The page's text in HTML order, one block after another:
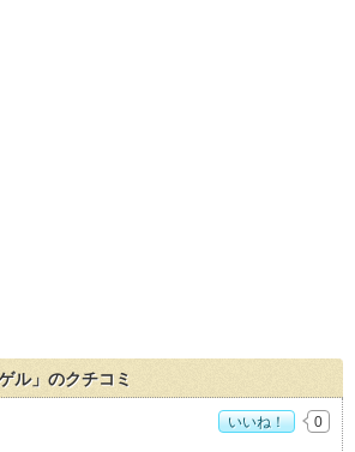
ル」のクチコミ
いいね！ 0